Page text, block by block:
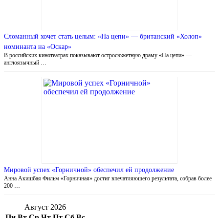
Сломанный хочет стать целым: «На цепи» — британский «Холоп»
номинанта на «Оскар»
В российских кинотеатрах показывают остросюжетную драму «На цепи» —
англоязычный …
Мировой успех «Горничной» обеспечил ей продолжение
Анна Акишбая Фильм «Горничная» достиг впечатляющего результата, собрав более
200 …
Август 2026